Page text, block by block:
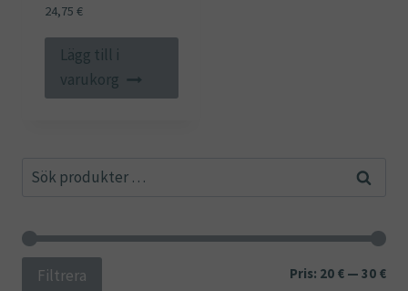
24,75 €
Lägg till i
varukorg
Sök
Sök
Min
Filtrera Pris: 20 € — 30 €